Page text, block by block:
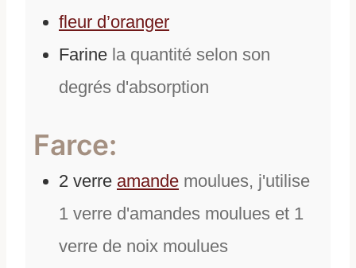
fleur d’oranger
Farine la quantité selon son
degrés d'absorption
Farce:
2 verre amande moulues, j'utilise
1 verre d'amandes moulues et 1
verre de noix moulues